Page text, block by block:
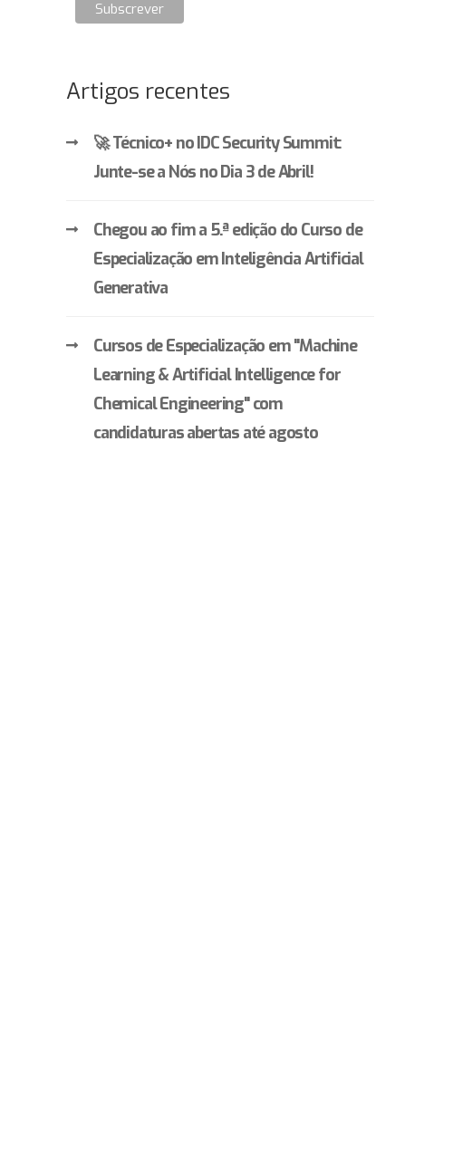
Artigos recentes
🚀 Técnico+ no IDC Security Summit:
Junte-se a Nós no Dia 3 de Abril!
Chegou ao fim a 5.ª edição do Curso de
Especialização em Inteligência Artificial
Generativa
Cursos de Especialização em "Machine
Learning & Artificial Intelligence for
Chemical Engineering" com
candidaturas abertas até agosto